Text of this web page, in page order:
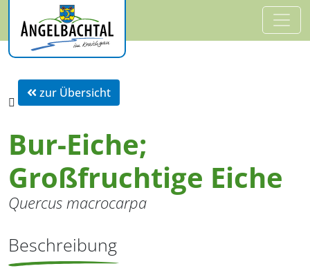
zur Übersicht
Bur-Eiche;
Großfruchtige Eiche
Quercus macrocarpa
Beschreibung